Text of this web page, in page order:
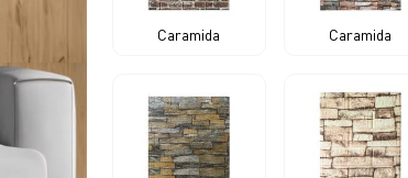
Caramida Caramida